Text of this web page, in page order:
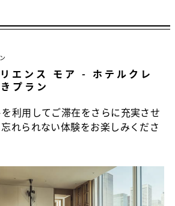
エンス モア - ホテルクレ
プラン
利用してご滞在をさらに充実させ
れられない体験をお楽しみくださ